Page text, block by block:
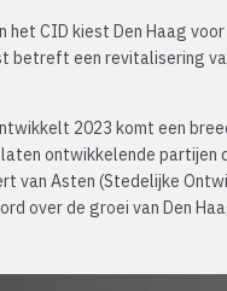
CID kiest Den Haag
betreft een revitalisering
2023 komt een
ontwikkelende partijen
van Asten (Stedelijke
over de groei van Den